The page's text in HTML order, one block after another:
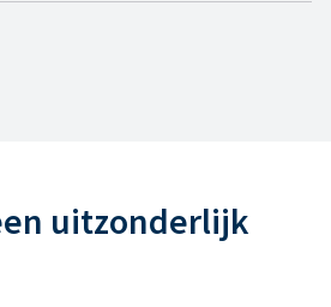
uitzonderlijk